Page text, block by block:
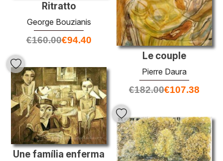
Ritratto
George Bouzianis
€160.00€94.40
Le couple
Pierre Daura
€182.00€107.38
Une família enferma